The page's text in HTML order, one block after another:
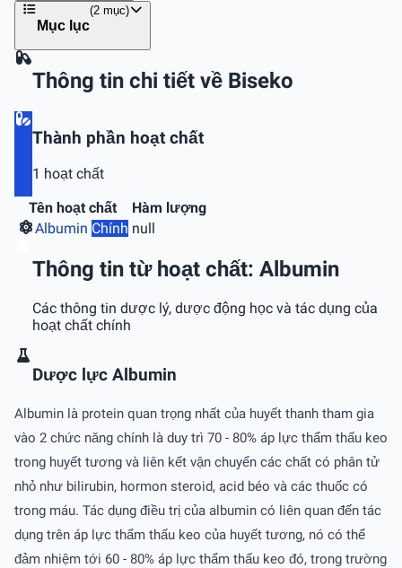
Mục lục
(2 mục)
Thông tin chi tiết về Biseko
Thành phần hoạt chất
1 hoạt chất
Tên hoạt chất
Hàm lượng
Albumin Chính null
Thông tin từ hoạt chất: Albumin
Các thông tin dược lý, dược động học và tác dụng của
hoạt chất chính
Dược lực Albumin
Albumin là protein quan trọng nhất của huyết thanh tham gia
vào 2 chức năng chính là duy trì 70 - 80% áp lực thẩm thấu keo
trong huyết tương và liên kết vận chuyển các chất có phân tử
nhỏ như bilirubin, hormon steroid, acid béo và các thuốc có
trong máu. Tác dụng điều trị của albumin có liên quan đến tác
dụng trên áp lực thẩm thấu keo của huyết tương, nó có thể
đảm nhiệm tới 60 - 80% áp lực thẩm thấu keo đó, trong trường